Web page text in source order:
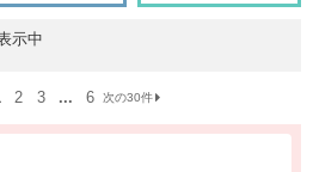
示中
2 3 ... 6 次の30件